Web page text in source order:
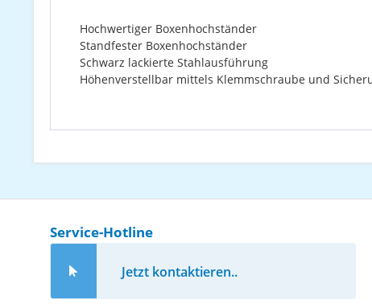
Hochwertiger Boxenhochständer
Standfester Boxenhochständer
Schwarz lackierte Stahlausführung
Höhenverstellbar mittels Klemmschraube und
Service-Hotline
Jetzt kontaktieren..